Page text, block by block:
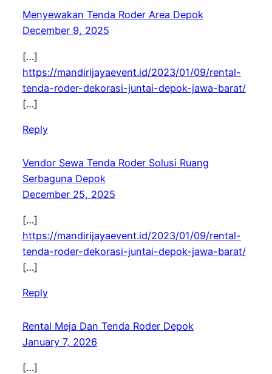
Menyewakan Tenda Roder Area Depok
December 9, 2025
[…]
https://mandirijayaevent.id/2023/01/09/rental-
tenda-roder-dekorasi-juntai-depok-jawa-barat/
[…]
Reply
Vendor Sewa Tenda Roder Solusi Ruang
Serbaguna Depok
December 25, 2025
[…]
https://mandirijayaevent.id/2023/01/09/rental-
tenda-roder-dekorasi-juntai-depok-jawa-barat/
[…]
Reply
Rental Meja Dan Tenda Roder Depok
January 7, 2026
[…]